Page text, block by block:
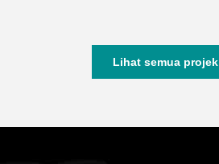
Lihat semua projek